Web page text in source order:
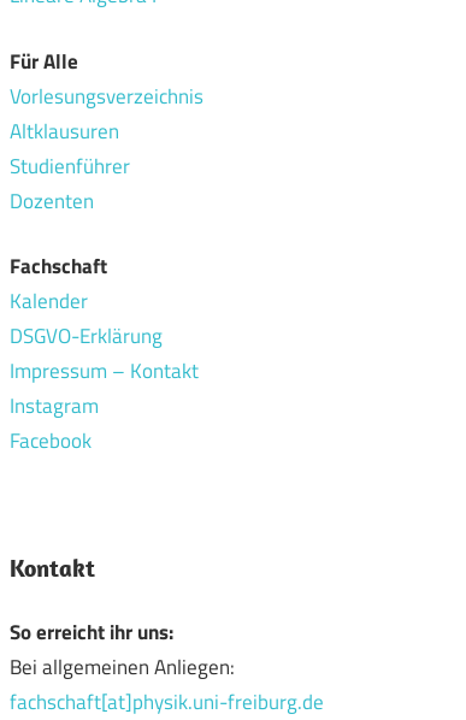
Für Alle
Vorlesungsverzeichnis
Altklausuren
Studienführer
Dozenten
Fachschaft
Kalender
DSGVO-Erklärung
Impressum – Kontakt
Instagram
Facebook
Kontakt
So erreicht ihr uns:
Bei allgemeinen Anliegen:
fachschaft[at]physik.uni-freiburg.de